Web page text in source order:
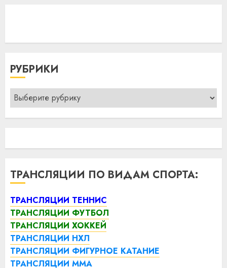
РУБРИКИ
Рубрики
ТРАНСЛЯЦИИ ПО ВИДАМ СПОРТА:
ТРАНСЛЯЦИИ ТЕННИС
ТРАНСЛЯЦИИ ФУТБОЛ
ТРАНСЛЯЦИИ ХОККЕЙ
ТРАНСЛЯЦИИ НХЛ
ТРАНСЛЯЦИИ ФИГУРНОЕ КАТАНИЕ
ТРАНСЛЯЦИИ ММА